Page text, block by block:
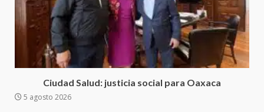
Ciudad Salud: justicia social para Oaxaca
5 agosto 2026
Avanza con orden y tranquilidad
el proceso electoral
extraordinario de Santiago
Xanica: Jesús Romero
7 agosto 2026
Exhorta Poder Legislativo al
IEEPO y al Iocied a realizar una